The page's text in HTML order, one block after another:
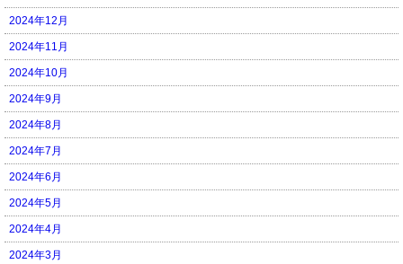
2024年12月
2024年11月
2024年10月
2024年9月
2024年8月
2024年7月
2024年6月
2024年5月
2024年4月
2024年3月